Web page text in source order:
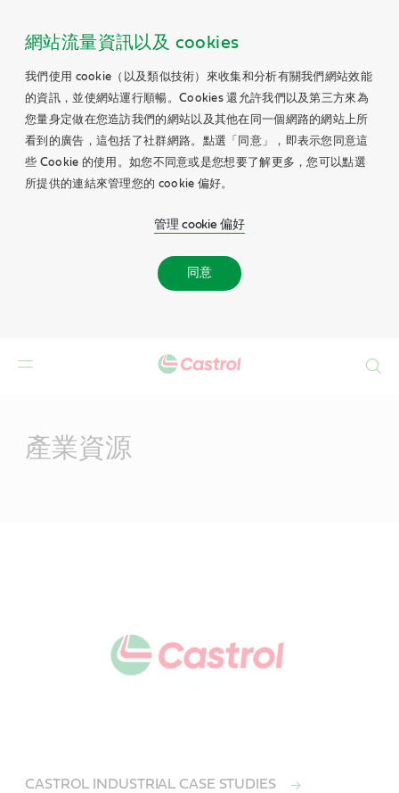
網站流量資訊以及 cookies
我們使用 cookie（以及類似技術）來收集和分析有關我們網站效能
的資訊，並使網站運行順暢。Cookies 還允許我們以及第三方來為
您量身定做在您造訪我們的網站以及其他在同一個網路的網站上所
看到的廣告，這包括了社群網路。點選「同意」，即表示您同意這
些 Cookie 的使用。如您不同意或是您想要了解更多，您可以點選
所提供的連結來管理您的 cookie 偏好。
管理 cookie 偏好
同意
產業資源
CASTROL INDUSTRIAL CASE STUDIES